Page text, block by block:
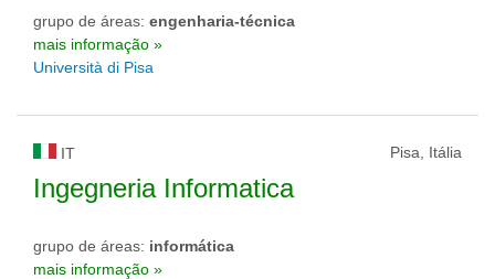
grupo de áreas: engenharia-técnica
mais informação »
Università di Pisa
IT Pisa, Itália
Ingegneria Informatica
grupo de áreas: informática
mais informação »